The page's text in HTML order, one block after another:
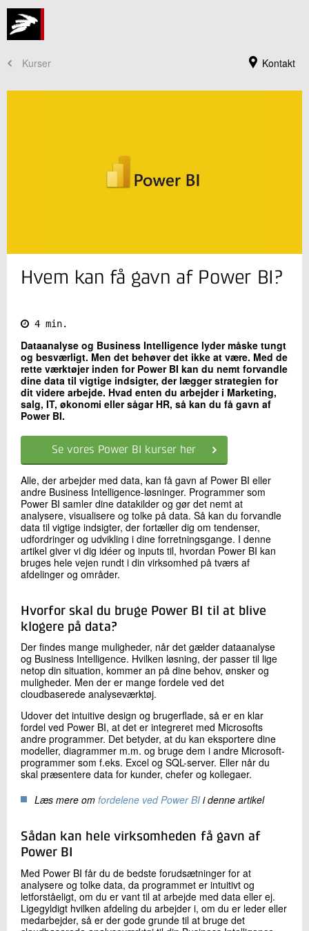
Kontakt
Kurser
+45 72 20 30 00
Kontakt os
Send
Hvem kan få gavn af Power BI?
4 min.
Dataanalyse og Business Intelligence lyder måske tungt
og besværligt. Men det behøver det ikke at være. Med de
rette værktøjer inden for Power BI kan du nemt forvandle
dine data til vigtige indsigter, der lægger strategien for
dit videre arbejde. Hvad enten du arbejder i Marketing,
salg, IT, økonomi eller sågar HR, så kan du få gavn af
Power BI.
Se vores Power BI kurser her
Alle, der arbejder med data, kan få gavn af Power BI eller
andre Business Intelligence-løsninger. Programmer som
Power BI samler dine datakilder og gør det nemt at
analysere, visualisere og tolke på data. Så kan du forvandle
data til vigtige indsigter, der fortæller dig om tendenser,
udfordringer og udvikling i dine forretningsgange. I denne
artikel giver vi dig idéer og inputs til, hvordan Power BI kan
bruges hele vejen rundt i din virksomhed på tværs af
afdelinger og områder.
Hvorfor skal du bruge Power BI til at blive
klogere på data?
Der findes mange muligheder, når det gælder dataanalyse
og Business Intelligence. Hvilken løsning, der passer til lige
netop din situation, kommer an på dine behov, ønsker og
muligheder. Men der er mange fordele ved det
cloudbaserede analyseværktøj.
Udover det intuitive design og brugerflade, så er en klar
fordel ved Power BI, at det er integreret med Microsofts
andre programmer. Det betyder, at du kan eksportere dine
modeller, diagrammer m.m. og bruge dem i andre Microsoft-
programmer som f.eks. Excel og SQL-server. Eller når du
skal præsentere data for kunder, chefer og kollegaer.
Læs mere om fordelene ved Power BI i denne artikel
Sådan kan hele virksomheden få gavn af
Power BI
Med Power BI får du de bedste forudsætninger for at
analysere og tolke data, da programmet er intuitivt og
letforståeligt, om du er vant til at arbejde med data eller ej.
Ligegyldigt hvilken afdeling du arbejder i, om du er leder eller
medarbejder, så er der gode grunde til at bruge det